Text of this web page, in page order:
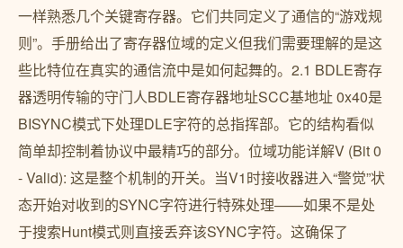
一样熟悉几个关键寄存器。它们共同定义了通信的“游戏规
则”。手册给出了寄存器位域的定义但我们需要理解的是这
些比特位在真实的通信流中是如何起舞的。2.1 BDLE寄存
器透明传输的守门人BDLE寄存器地址SCC基地址 0x40是
BISYNC模式下处理DLE字符的总指挥部。它的结构看似
简单却控制着协议中最精巧的部分。位域功能详解V (Bit 0
- Valid): 这是整个机制的开关。当V1时接收器进入“警觉”状
态开始对收到的SYNC字符进行特殊处理——如果不是处
于搜索Hunt模式则直接丢弃该SYNC字符。这确保了